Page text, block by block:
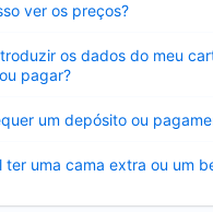
ver os preços?
os dados do meu
pagar?
um depósito ou
ter uma cama extra ou um